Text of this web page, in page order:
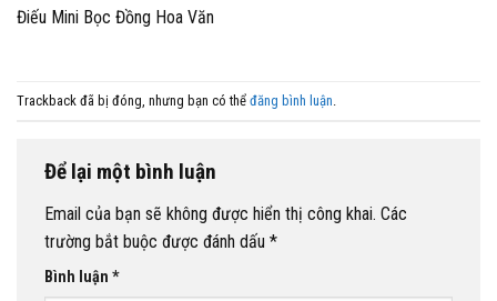
Điếu Mini Bọc Đồng Hoa Văn
Trackback đã bị đóng, nhưng bạn có thể đăng bình luận
Để lại một bình luận
Email của bạn sẽ không được hiển thị công khai. Các
trường bắt buộc được đánh dấu *
Bình luận *